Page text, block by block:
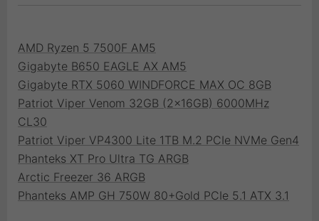
AMD Ryzen 5 7500F AM5
Gigabyte B650 EAGLE AX AM5
Gigabyte RTX 5060 WINDFORCE MAX OC 8GB
Patriot Viper Venom 32GB (2x16GB) 6000MHz
CL30
Patriot Viper VP4300 Lite 1TB M.2 PCIe NVMe Gen4
Phanteks XT Pro Ultra TG ARGB
Arctic Freezer 36 ARGB
Phanteks AMP GH 750W 80+Gold PCIe 5.1 ATX 3.1